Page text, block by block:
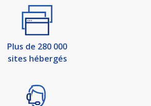
Plus de 280 000
sites hébergés